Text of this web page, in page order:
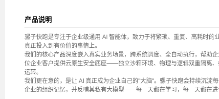
产品说明
骡子快跑是专注于企业级通用 AI 智能体，致力于将繁琐、重复、高耗时的
真正投入到有价值的事情上。
我们的核心产品深度嵌入真实业务场景，跨系统调度、全自动执行，帮助
位企业客户提供云原生安全底座——独立沙箱环境、物理与逻辑双重隔离
运转。
我们更在意的，是让 AI 真正成为企业自己的"大脑"。骡子快跑会持续沉淀
企业的组织记忆，并反哺其私有大模型——每一天都在学习，每一天都在进